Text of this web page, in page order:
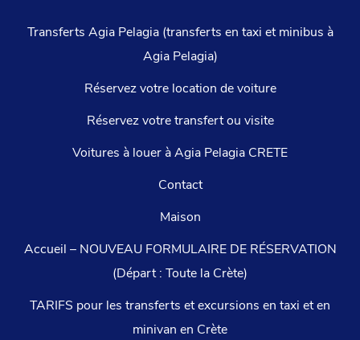
Transferts Agia Pelagia (transferts en taxi et minibus à
Agia Pelagia)
Réservez votre location de voiture
Réservez votre transfert ou visite
Voitures à louer à Agia Pelagia CRETE
Contact
Maison
Accueil – NOUVEAU FORMULAIRE DE RÉSERVATION
(Départ : Toute la Crète)
TARIFS pour les transferts et excursions en taxi et en
minivan en Crète